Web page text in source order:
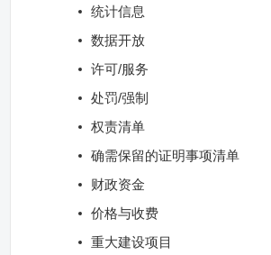
统计信息
数据开放
许可/服务
处罚/强制
权责清单
确需保留的证明事项清单
财政资金
价格与收费
重大建设项目